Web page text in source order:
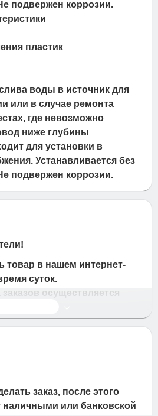
подвержен коррозии.
пластик
воды в источник для
или в случае ремонта
где невозможно
ниже глубины
для установки в
Устанавливается без
подвержен коррозии.
товар в нашем интернет-
суток.
осуществляется
наш менеджер для
заказа.
заказ, после этого
наличными или банковской